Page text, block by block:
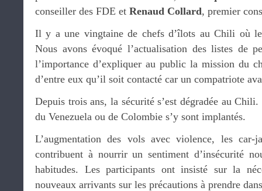
conseiller des FDE et Renaud Collard, premier
Il y a une vingtaine de chefs d’îlots au Chili où
Nous avons évoqué l’actualisation des listes de
l’importance d’expliquer au public la mission du
d’entre eux qu’il soit contacté car un compatriote
Depuis trois ans, la sécurité s’est dégradée au
du Venezuela ou de Colombie s’y sont implantés.
L’augmentation des vols avec violence, les
contribuent à nourrir un sentiment d’insécurité
habitudes. Les participants ont insisté sur la
nouveaux arrivants sur les précautions à prendre